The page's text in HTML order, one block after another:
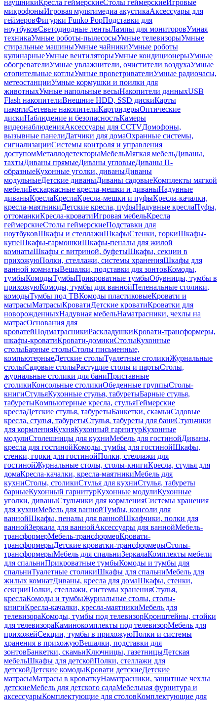
наушникиКресла геймерскиеСтолы геймерскиеИгровые
микрофоныИгровая мультимедиа акустикаАксессуары для
геймеровФигурки Funko PopПодставки для
ноутбуковСветодиодные лентыЛампы для мониторовУмная
техникаУмные роботы-пылесосыУмные телевизорыУмные
стиральные машиныУмные чайникиУмные роботы
кулинарныеУмные вентиляторыУмные кондиционерыУмные
обогревателиУмные увлажнители, очистители воздухаУмные
отопительные котлыУмные проветривателиУмные радиочасы,
метеостанцииУмные кормушки и поилки для
животныхУмные напольные весыНакопители данныхUSB
Flash накопителиВнешние HDD, SSD дискиКарты
памятиСетевые накопителиКартридерыОптические
дискиНаблюдение и безопасностьКамеры
видеонаблюденияАксессуары для CCTVДомофоны,
вызывные панелиДатчики для домаОхранные системы,
сигнализацииСистемы контроля и управления
доступомМеталлодетекторыМебельМягкая мебельДиваны,
тахтыДиваны прямыеДиваны угловыеДиваны П-
образныеКухонные уголки, диваныДиваны
модульныеДетские диваныДиваны садовыеКомплекты мягкой
мебелиБескаркасные кресла-мешки и диваныНадувные
диваныКреслаКреслаКресла-мешки и пуфыКресла-качалки,
кресла-маятникиДетские кресла, пуфыНадувные креслаПуфы,
оттоманкиКресла-кроватиИгровая мебельКресла
геймерскиеСтолы геймерскиеПодставки для
ноутбуковШкафы и стеллажиШкафыСтенки, горкиШкафы-
купеШкафы-гармошкиШкафы-пеналы для жилой
комнатыШкафы с витриной, буфетыШкафы, секции в
прихожуюПолки, стеллажи, системы храненияШкафы для
ванной комнатыВешалки, подставки для зонтовКомоды,
тумбыКомодыТумбыПрикроватные тумбыОбувницы, тумбы в
прихожуюКомоды, тумбы для ваннойПеленальные столики,
комодыТумбы под ТВКомоды пластиковыеКровати и
матрасыМатрасыКроватиДетские кроватиКроватки для
новорожденныхНадувная мебельНаматрасники, чехлы на
матрасОснования для
кроватейПодматрасникиРаскладушкиКровати-трансформеры,
шкафы-кроватиКровати-домикиСтолыКухонные
столыБарные столыСтолы письменные,
компьютерныеДетские столыТуалетные столикиЖурнальные
столыСадовые столыРастущие столы и партыСтолы,
журнальные столики для баниПриставные
столикиКонсольные столикиОбеденные группыСтолы-
книгиСтульяКухонные стулья, табуретыБарные стулья,
табуретыКомпьютерные кресла, стульяГеймерские
креслаДетские стулья, табуретыБанкетки, скамьиСадовые
кресла, стулья, табуретыСтулья, табуреты для баниСтульчики
для кормленияКухняКухонный гарнитурКухонные
модулиСтолешницы для кухниМебель для гостинойДиваны,
кресла для гостинойКомоды, тумбы для гостинойШкафы,
стенки, горки для гостинойПолки, стеллажи для
гостинойЖурнальные столы, столы-книгиКресла, стулья для
домаКресла-качалки, кресла-маятникиМебель для
кухниСтолы, столикиСтулья для кухниСтулья, табуреты
барныеКухонный гарнитурКухонные модулиКухонные
уголки, диваныСтульчики для кормленияСистемы хранения
для кухниМебель для ваннойТумбы, консоли для
ваннойШкафы, пеналы для ваннойШкафчики, полки для
ваннойЗеркала для ваннойАксессуары для ваннойМебель-
трансформерМебель-трансформерКровати-
трансформерыДетские кроватки-трансформерыСтолы-
трансформерыМебель для спальниЗеркалаКомплекты мебели
для спальниПрикроватные тумбыКомоды и тумбы для
спальниТуалетные столикиШкафы для спальниМебель для
жилых комнатДиваны, кресла для домаШкафы, стенки,
секцииПолки, стеллажи, системы храненияСтулья,
креслаКомоды и тумбыЖурнальные столы, столы-
книгиКресла-качалки, кресла-маятникиМебель для
телевизораКомоды, тумбы под телевизорКронштейны, стойки
для телевизораКаминокомплекты под телевизорМебель для
прихожейСекции, тумбы в прихожуюПолки и системы
хранения в прихожуюВешалки, подставки для
зонтовБанкетки, скамьиКлючницы, газетницыДетская
мебельШкафы для детскойПолки, стеллажи для
детскойДетские комодыКровати детскиеДетские
матрасыМатрасы в кроваткуНаматрасники, защитные чехлы
детскиеМебель для детского садаМебельная фурнитура и
аксессуарыКомплектующие для столовКомплектующие для